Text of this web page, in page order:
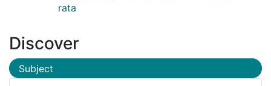
rata
Discover
Subject